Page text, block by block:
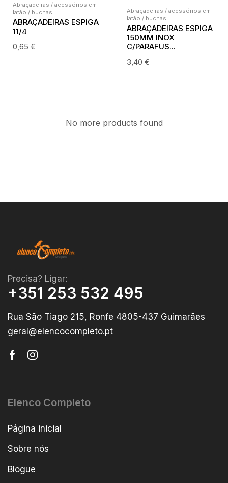
Abraçadeiras / acessórios em
latão / buchas
ABRAÇADEIRAS ESPIGA
11/4
0,65 €
Abraçadeiras / acessórios em
latão / buchas
ABRAÇADEIRAS ESPIGA
150MM INOX
C/PARAFUS...
3,40 €
No more products found
Precisa? Ligar:
+351 253 532 495
Rua São Tiago 215, Ronfe 4805-437 Guimarães
geral@elencocompleto.pt
Elenco Completo
Página inicial
Sobre nós
Blogue